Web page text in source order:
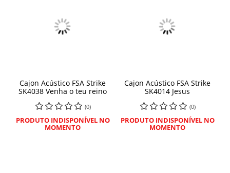
Cajon Acústico FSA Strike
SK4038 Venha o teu reino
(0)
PRODUTO INDISPONÍVEL NO
MOMENTO
Cajon Acústico FSA Strike
SK4014 Jesus
(0)
PRODUTO INDISPONÍVEL NO
MOMENTO